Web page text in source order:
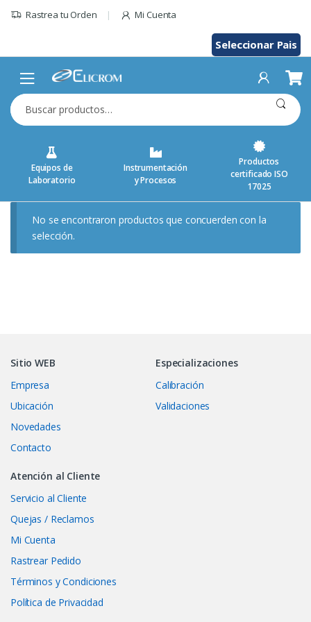
Rastrea tu Orden Mi Cuenta
Seleccionar Pais
Buscar
por:
Equipos de
Laboratorio
Instrumentación
y Procesos
Productos
certificado ISO
17025
No se encontraron productos que concuerden con la
selección.
Sitio WEB
Empresa
Ubicación
Novedades
Contacto
Especializaciones
Calibración
Validaciones
Atención al Cliente
Servicio al Cliente
Quejas / Reclamos
Mi Cuenta
Rastrear Pedido
Términos y Condiciones
Política de Privacidad